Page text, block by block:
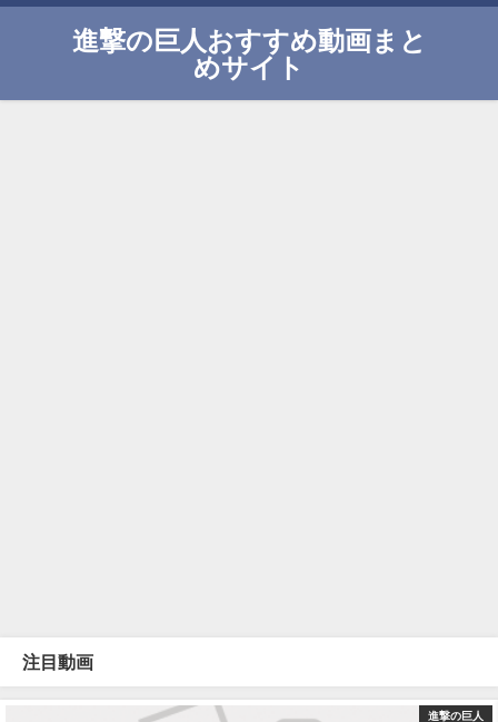
進撃の巨人おすすめ動画まと
めサイト
注目動画
進撃の巨人